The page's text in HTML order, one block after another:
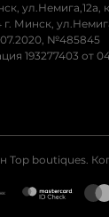
ул.Немига,12а,
Минск,
№485845
193277403 от
Top boutiques.